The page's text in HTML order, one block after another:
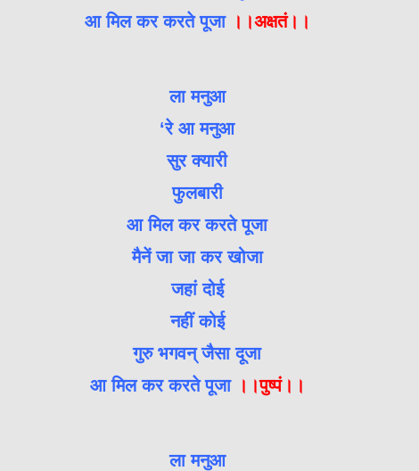
आ मिल कर करते पूजा ।।अक्षतं।।
ला मनुआ
‘रे आ मनुआ
सुर क्यारी
फुलबारी
आ मिल कर करते पूजा
मैनें जा जा कर खोजा
जहां दोई
नहीं कोई
गुरु भगवन् जैसा दूजा
आ मिल कर करते पूजा।।पुष्पं।।
ला मनुआ